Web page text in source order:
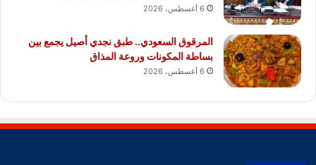
6 أغسطس، 2026
المرقوق السعودي.. طبق نجدي أصيل يجمع بين
بساطة المكونات وروعة المذاق
6 أغسطس، 2026